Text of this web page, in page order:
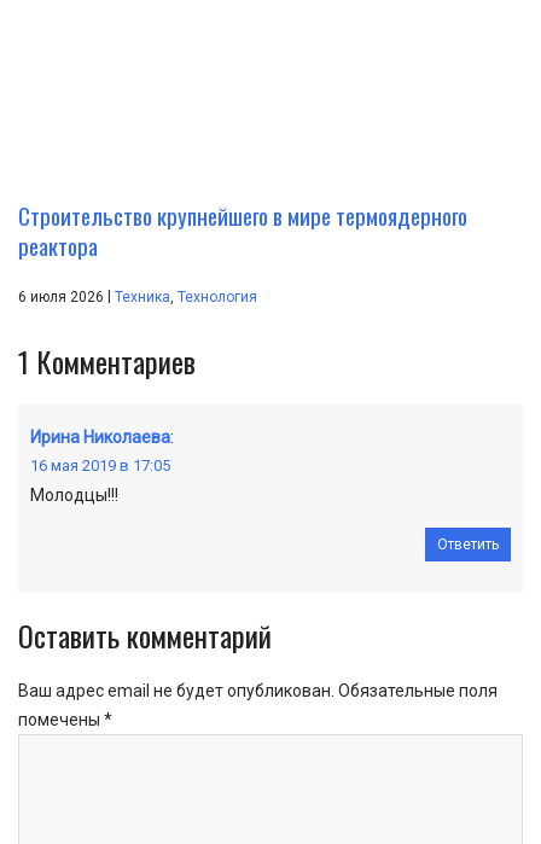
Строительство крупнейшего в мире термоядерного
реактора
6 июля 2026 | Техника Технология
1 Комментариев
Ирина Николаева:
16 мая 2019 в 17:05
Молодцы!!!
Ответить
Оставить комментарий
Ваш адрес email не будет опубликован. Обязательные поля
помечены *